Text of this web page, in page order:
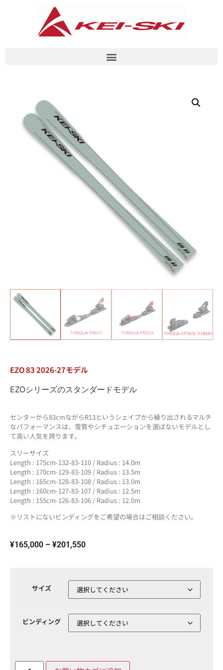
EZO 83 2026-27モデル
EZOシリーズのスタンダードモデル
センターから83cmながらR13というシェイプから繰り出されるマルチ
なパフォーマンスは、雪質やシチュエーションを選ばないモデルとし
て高い人気を誇ります。
スリーサイズ
Length : 175cm-132-83-110 / Radius : 14.0m
Length : 170cm-129-83-109 / Radius : 13.5m
Length : 165cm-128-83-108 / Radius : 13.0m
Length : 160cm-127-83-107 / Radius : 12.5m
Length : 155cm-126-83-106 / Radius : 12.0m
※リストにないビンディングをご希望の場合はご相談ください。
¥165,000 – ¥201,550
サイズ
ビンディング